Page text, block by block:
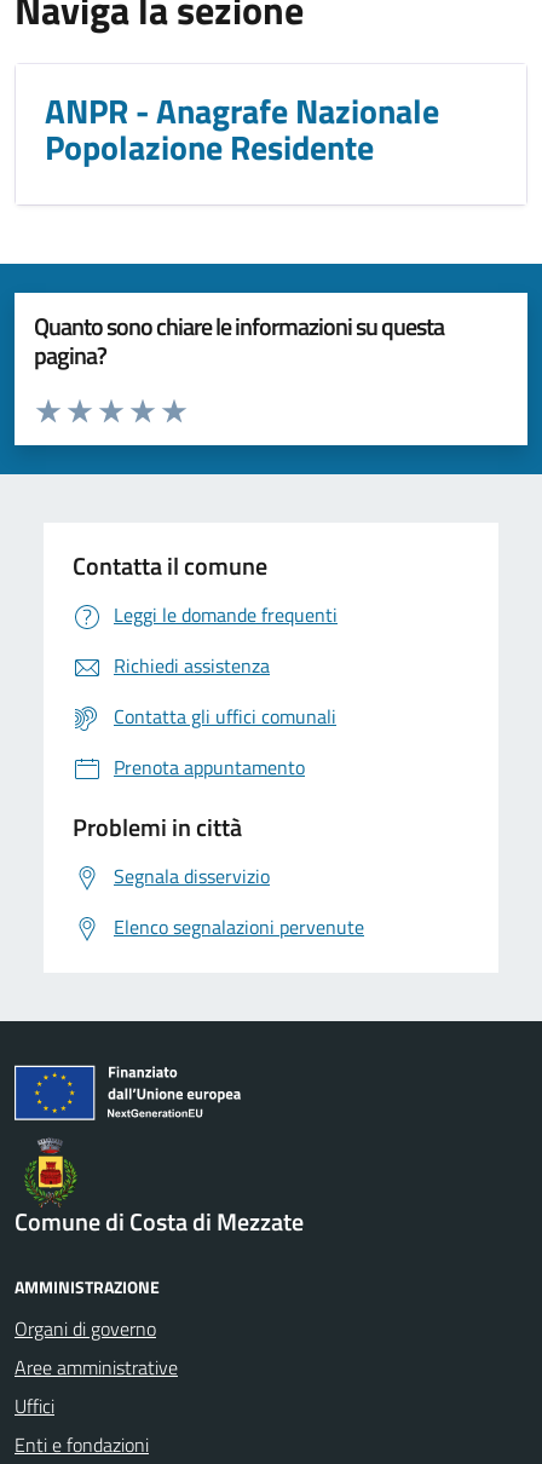
ANPR - Anagrafe Nazionale
Popolazione Residente
Quanto sono chiare le informazioni su questa
pagina?
Valuta da 1 a 5 stelle la pagina
Valuta 5 stelle su 5
Valuta 4 stelle su 5
Valuta 3 stelle su 5
Valuta 2 stelle su 5
Valuta 1 stelle su 5
Contatta il comune
Leggi le domande frequenti
Richiedi assistenza
Contatta gli uffici comunali
Prenota appuntamento
Problemi in città
Segnala disservizio
Elenco segnalazioni pervenute
Comune di Costa di Mezzate
AMMINISTRAZIONE
Organi di governo
Aree amministrative
Uffici
Enti e fondazioni